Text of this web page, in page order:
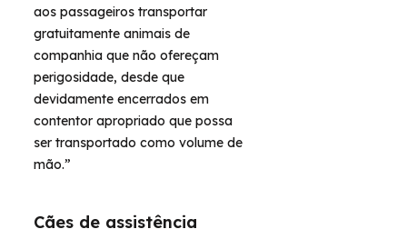
aos passageiros transportar
gratuitamente animais de
companhia que não ofereçam
perigosidade, desde que
devidamente encerrados em
contentor apropriado que possa
ser transportado como volume de
mão.”
Cães de assistência